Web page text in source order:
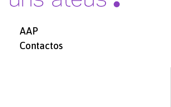
AAP
Contactos